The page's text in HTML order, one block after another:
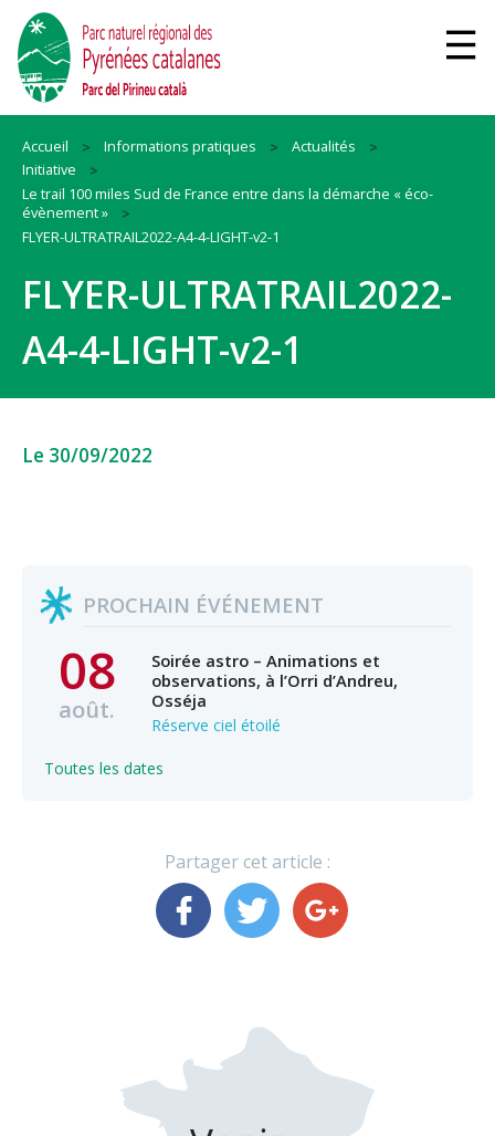
Accueil Informations pratiques
Actualités
Initiative
Le trail 100 miles Sud de France entre dans la démarche « éco-
évènement »
FLYER-ULTRATRAIL2022-A4-4-LIGHT-v2-1
FLYER-ULTRATRAIL2022-
A4-4-LIGHT-v2-1
Le 30/09/2022
PROCHAIN ÉVÉNEMENT
08
août.
Soirée astro – Animations et
observations, à l’Orri d’Andreu,
Osséja
Réserve ciel étoilé
Toutes les dates
Partager cet article :